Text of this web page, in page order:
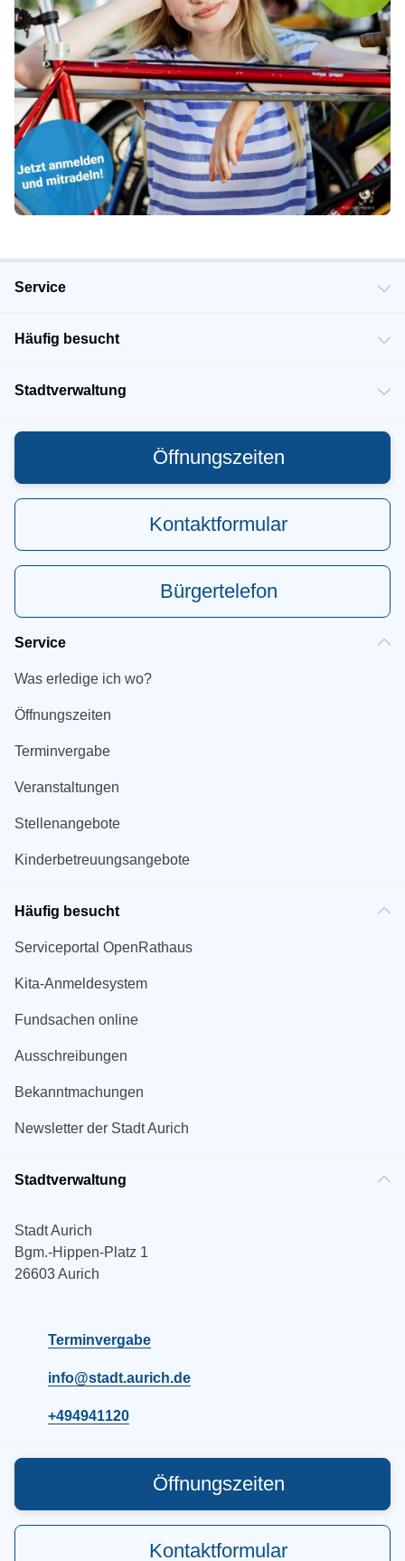
Service
Häufig besucht
Stadtverwaltung
Öffnungszeiten
Kontaktformular
Bürgertelefon
Service
Was erledige ich wo?
Öffnungszeiten
Terminvergabe
Veranstaltungen
Stellenangebote
Kinderbetreuungsangebote
Häufig besucht
Serviceportal OpenRathaus
Kita-Anmeldesystem
Fundsachen online
Ausschreibungen
Bekanntmachungen
Newsletter der Stadt Aurich
Stadtverwaltung
Stadt Aurich
Bgm.-Hippen-Platz 1
26603 Aurich
Terminvergabe
info@stadt.aurich.de
+494941120
Öffnungszeiten
Kontaktformular